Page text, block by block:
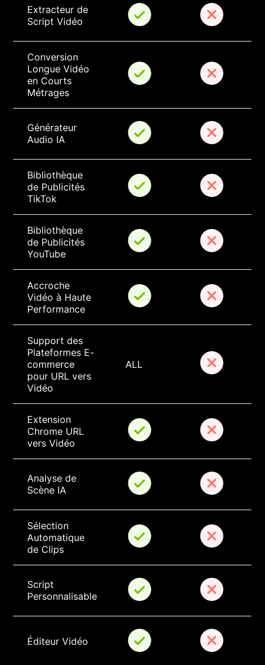
Extracteur de
Script Vidéo
Conversion
Longue Vidéo
en Courts
Métrages
Générateur
Audio IA
Bibliothèque
de Publicités
TikTok
Bibliothèque
de Publicités
YouTube
Accroche
Vidéo à Haute
Performance
Support des
Plateformes E-
commerce
pour URL vers
Vidéo
ALL
Extension
Chrome URL
vers Vidéo
Analyse de
Scène IA
Sélection
Automatique
de Clips
Script
Personnalisable
Éditeur Vidéo